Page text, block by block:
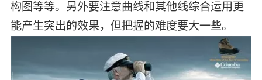
构图等等。另外要注意曲线和其他线综合运用更
能产生突出的效果，但把握的难度要大一些。